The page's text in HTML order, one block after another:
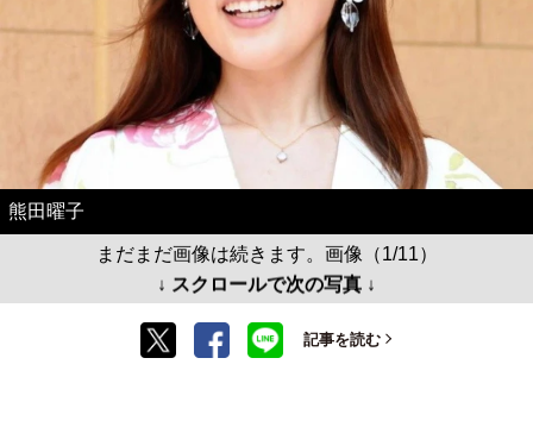
熊田曜子
まだまだ画像は続きます。画像（1/11）
↓ スクロールで次の写真 ↓
記事を読む